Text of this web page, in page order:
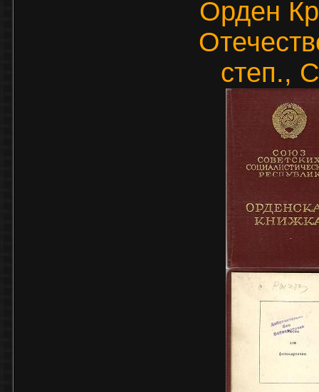
Орден
степ.,